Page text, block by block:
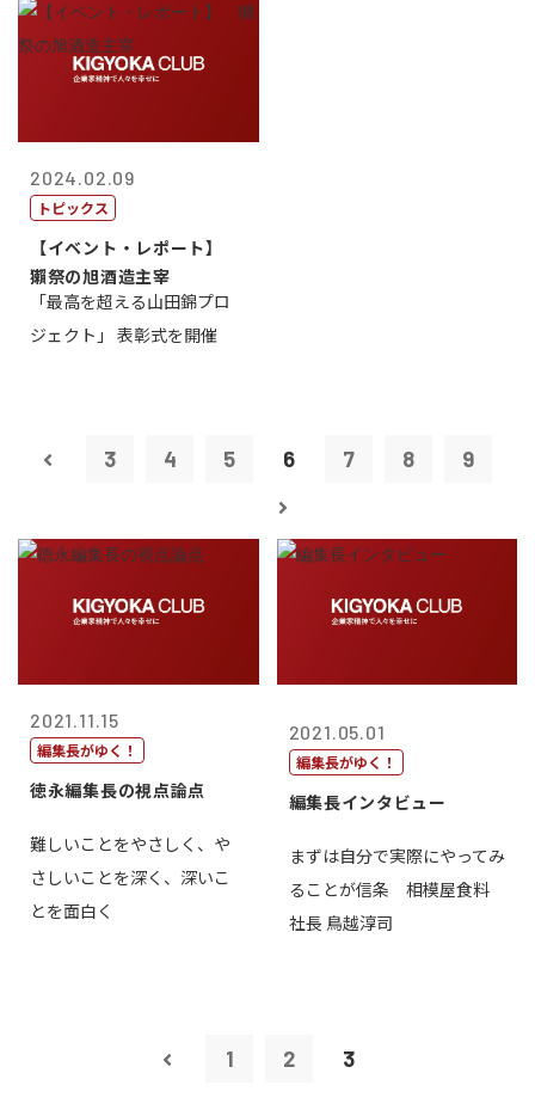
2024.02.09
トピックス
【イベント・レポート】
獺祭の旭酒造主宰
「最高を超える山田錦プロ
ジェクト」 表彰式を開催
3 4 5 6 7 8 9
2021.11.15
編集長がゆく！
徳永編集長の視点論点
難しいことをやさしく、や
さしいことを深く、深いこ
とを面白く
2021.05.01
編集長がゆく！
編集長インタビュー
まずは自分で実際にやってみ
ることが信条 相模屋食料
社長 鳥越淳司
1 2 3